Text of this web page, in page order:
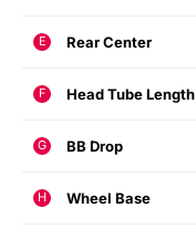
E Rear Center
F Head Tube Length
G BB Drop
H Wheel Base